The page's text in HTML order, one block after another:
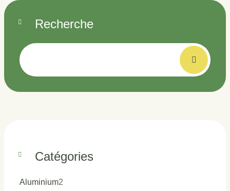
Recherche
Catégories
Aluminium2